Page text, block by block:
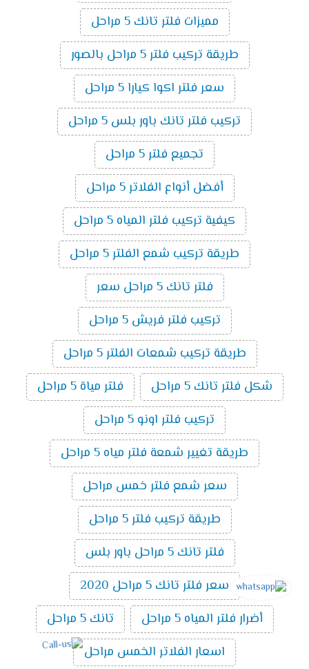
مميزات فلتر تانك 5 مراحل
طريقة تركيب فلتر 5 مراحل بالصور
سعر فلتر اكوا كيارا 5 مراحل
تركيب فلتر تانك باور بلس 5 مراحل
تجميع فلتر 5 مراحل
أفضل أنواع الفلاتر 5 مراحل
كيفية تركيب فلتر المياه 5 مراحل
طريقة تركيب شمع الفلتر 5 مراحل
فلتر تانك 5 مراحل سعر
تركيب فلتر فريش 5 مراحل
طريقة تركيب شمعات الفلتر 5 مراحل
شكل فلتر تانك 5 مراحل
فلتر مياة 5 مراحل
تركيب فلتر اونو 5 مراحل
طريقة تغيير شمعة فلتر مياه 5 مراحل
سعر شمع فلتر خمس مراحل
طريقة تركيب فلتر 5 مراحل
فلتر تانك 5 مراحل باور بلس
سعر فلتر تانك 5 مراحل 2020
أضرار فلتر المياه 5 مراحل
تانك 5 مراحل
اسعار الفلاتر الخمس مراحل